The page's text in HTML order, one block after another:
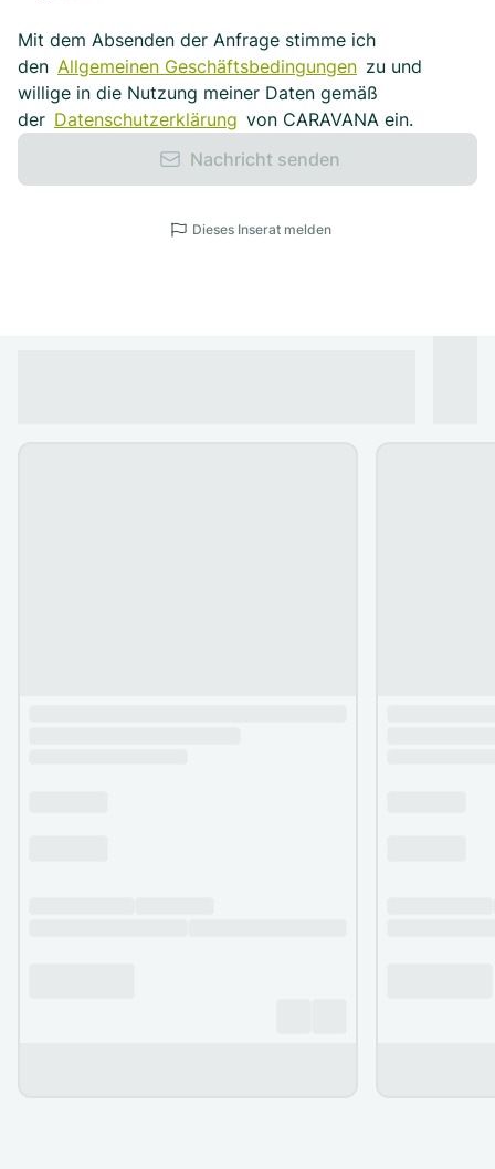
Mit dem Absenden der Anfrage stimme ich
den Allgemeinen Geschäftsbedingungen zu und
willige in die Nutzung meiner Daten gemäß
der Datenschutzerklärung von CARAVANA ein.
Nachricht senden
Dieses Inserat melden